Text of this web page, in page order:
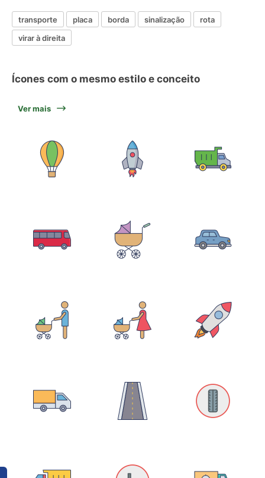
transporte placa borda sinalização
rota
virar à direita
Ícones com o mesmo estilo e conceito
Ver mais